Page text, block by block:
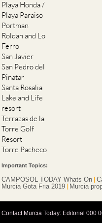
Playa Honda /
Playa Paraiso
Portman
Roldan and Lo
Ferro
San Javier
San Pedro del
Pinatar
Santa Rosalia
Lake and Life
resort
Terrazas de la
Torre Golf
Resort
Torre Pacheco
Important Topics:
CAMPOSOL TODAY Whats On
Murcia Gota Fria 2019
Murcia
Contact Murcia Today: Editorial 000